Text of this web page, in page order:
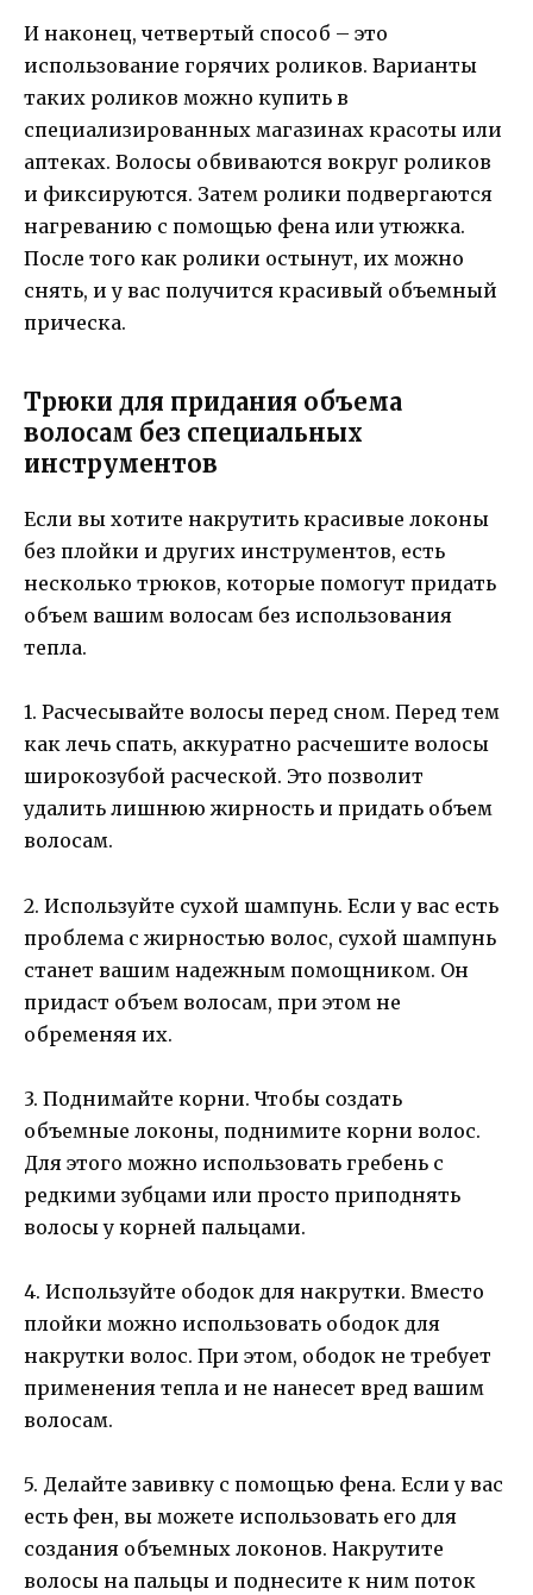
И наконец, четвертый способ – это
использование горячих роликов. Варианты
таких роликов можно купить в
специализированных магазинах красоты или
аптеках. Волосы обвиваются вокруг роликов
и фиксируются. Затем ролики подвергаются
нагреванию с помощью фена или утюжка.
После того как ролики остынут, их можно
снять, и у вас получится красивый объемный
прическа.
Трюки для придания объема
волосам без специальных
инструментов
Если вы хотите накрутить красивые локоны
без плойки и других инструментов, есть
несколько трюков, которые помогут придать
объем вашим волосам без использования
тепла.
1. Расчесывайте волосы перед сном. Перед тем
как лечь спать, аккуратно расчешите волосы
широкозубой расческой. Это позволит
удалить лишнюю жирность и придать объем
волосам.
2. Используйте сухой шампунь. Если у вас есть
проблема с жирностью волос, сухой шампунь
станет вашим надежным помощником. Он
придаст объем волосам, при этом не
обременяя их.
3. Поднимайте корни. Чтобы создать
объемные локоны, поднимите корни волос.
Для этого можно использовать гребень с
редкими зубцами или просто приподнять
волосы у корней пальцами.
4. Используйте ободок для накрутки. Вместо
плойки можно использовать ободок для
накрутки волос. При этом, ободок не требует
применения тепла и не нанесет вред вашим
волосам.
5. Делайте завивку с помощью фена. Если у вас
есть фен, вы можете использовать его для
создания объемных локонов. Накрутите
волосы на пальцы и поднесите к ним поток